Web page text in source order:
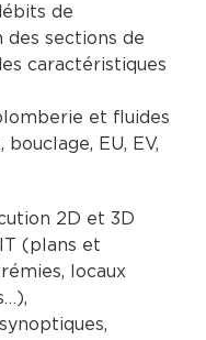
de
des sections de
caractéristiques
et fluides
bouclage, EU, EV,
2D et 3D
(plans et
locaux